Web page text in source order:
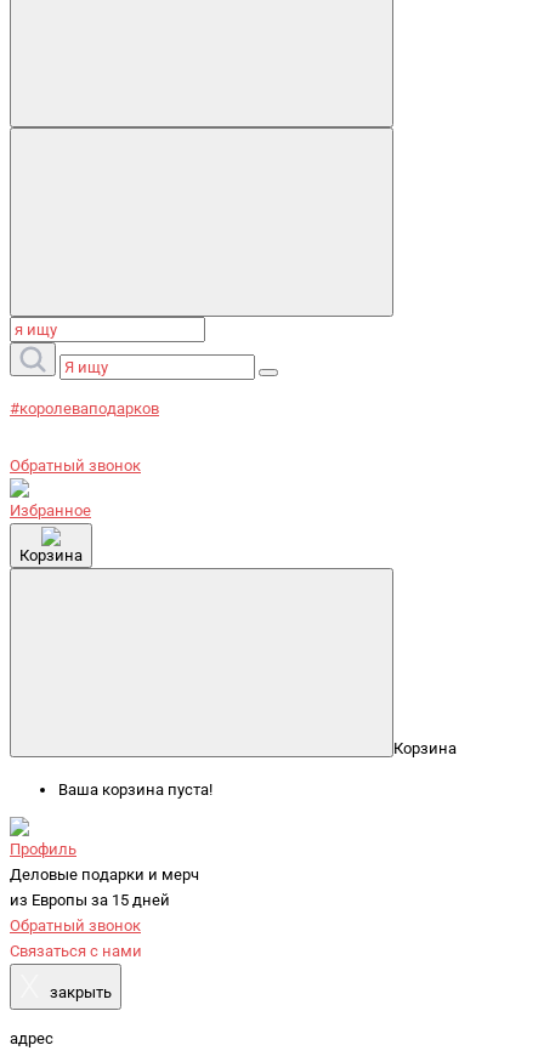
#королеваподарков
Обратный звонок
Избранное
Корзина
Корзина
Ваша корзина пуста!
Профиль
Деловые подарки и мерч
из Европы за 15 дней
Обратный звонок
Связаться с нами
закрыть
адрес